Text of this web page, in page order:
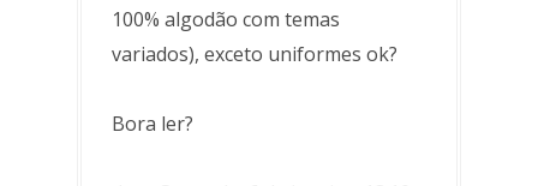
100% algodão com temas
variados), exceto uniformes ok?
Bora ler?